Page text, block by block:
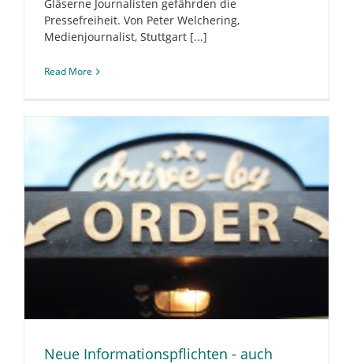
Gläserne Journalisten gefährden die
Pressefreiheit. Von Peter Welchering,
Medienjournalist, Stuttgart [...]
Read More
Neue Informationspflichten - auch